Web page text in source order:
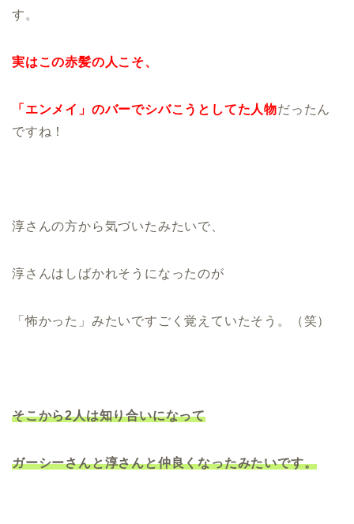
す。
実はこの赤髪の人こそ、
「エンメイ」のバーでシバこうとしてた人物だったん
ですね！
淳さんの方から気づいたみたいで、
淳さんはしばかれそうになったのが
「怖かった」みたいですごく覚えていたそう。（笑）
そこから2人は知り合いになって
ガーシーさんと淳さんと仲良くなったみたいです。